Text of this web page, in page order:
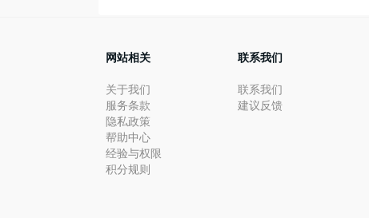
网站相关
关于我们
服务条款
隐私政策
帮助中心
经验与权限
积分规则
联系我们
联系我们
建议反馈